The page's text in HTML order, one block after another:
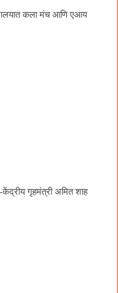
कला मंच आणि एआय
गृहमंत्री अमित शाह